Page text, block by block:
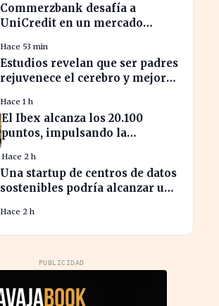
Commerzbank desafía a
UniCredit en un mercado
inversión
Hace 53 min
Estudios revelan que ser padres
rejuvenece el cerebro y mejora
Hace 1 h
El Ibex alcanza los 20.100
puntos, impulsando la
español
Hace 2 h
Una startup de centros de datos
sostenibles podría alcanzar una
Hace 2 h
PUBLICIDAD